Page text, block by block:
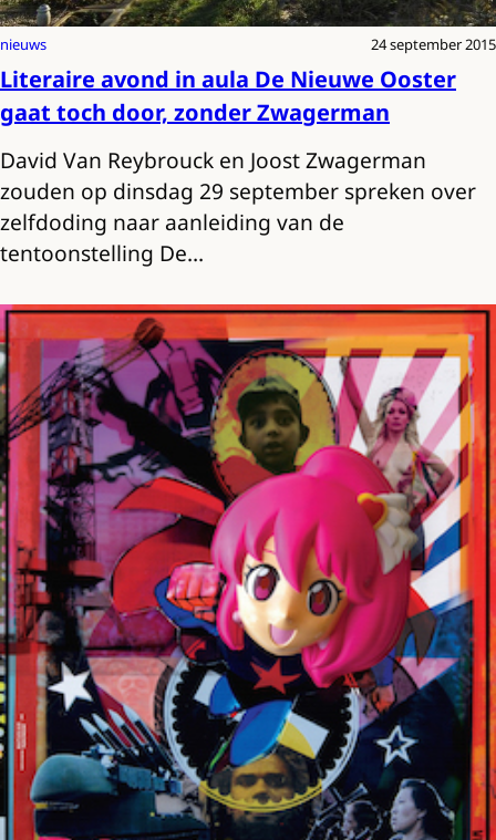
nieuws 24 september 2015
Literaire avond in aula De Nieuwe Ooster
gaat toch door, zonder Zwagerman
David Van Reybrouck en Joost Zwagerman
zouden op dinsdag 29 september spreken over
zelfdoding naar aanleiding van de
tentoonstelling De…